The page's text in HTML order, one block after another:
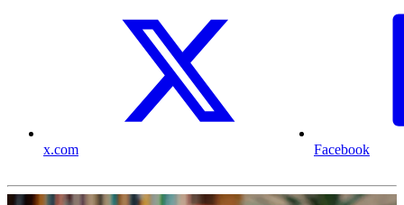
x.com Facebook